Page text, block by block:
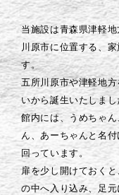
当施設は青森県津軽
川原市に位置する、
す。
五所川原市や津軽地
いから誕生いたしまし
館内には、うめちゃ
ん、あーちゃんと名
回っています。
扉を少し開けておく
の中へ入り込み、足